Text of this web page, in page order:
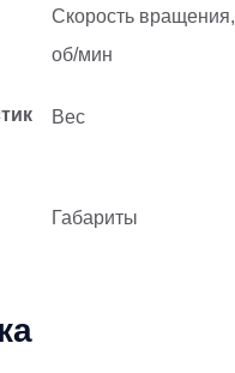
Скорость вращения,
об/мин
Вес
Габариты